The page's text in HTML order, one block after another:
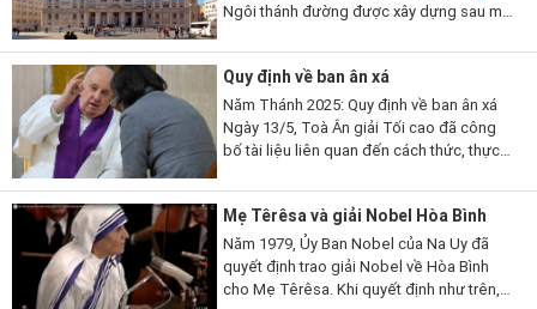
Ngôi thánh đường được xây dựng sau một
mùa hè trời Rome, nên còn...
Quy định về ban ân xá
Năm Thánh 2025: Quy định về ban ân xá
Ngày 13/5, Toà Ân giải Tối cao đã công
bố tài liệu liên quan đến cách thức, thực
giới để lãnh...
Mẹ Têrêsa và giải Nobel Hòa Bình
Năm 1979, Ủy Ban Nobel của Na Uy đã
quyết định trao giải Nobel về Hòa Bình
cho Mẹ Têrêsa. Khi quyết định như trên,